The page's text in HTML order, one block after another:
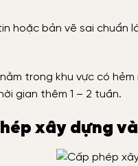
hoặc bản vẽ sai
trong khu vực có
gian thêm 1 – 2 tuần.
xây dựng